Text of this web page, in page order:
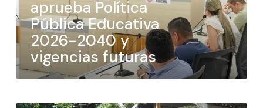
aprueba Política
Pública Educativa
2026-2040 y
vigencias futuras